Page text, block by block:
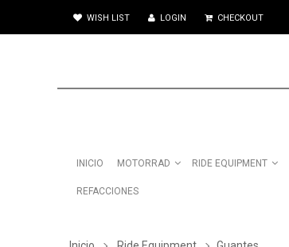
WISH LIST LOGIN CHECKOUT
INICIO MOTORRAD RIDE EQUIPMENT
REFACCIONES